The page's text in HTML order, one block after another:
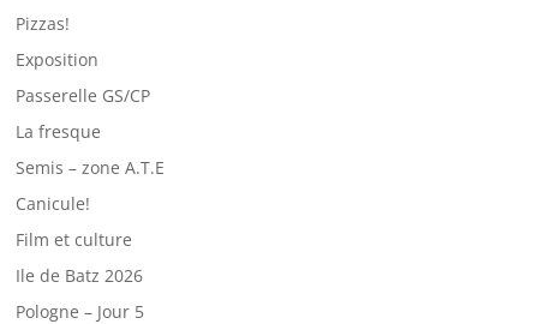
Pizzas!
Exposition
Passerelle GS/CP
La fresque
Semis – zone A.T.E
Canicule!
Film et culture
Ile de Batz 2026
Pologne – Jour 5